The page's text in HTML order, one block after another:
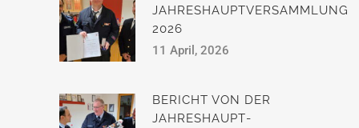
JAHRESHAUPTVERSAMMLUNG
2026
11 April, 2026
BERICHT VON DER
JAHRESHAUPT­